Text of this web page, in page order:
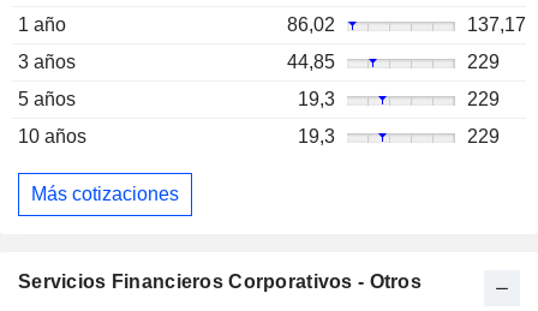
1 año
86,02
137,17
3 años
44,85
229
5 años
19,3
229
10 años
19,3 229
Más cotizaciones
Servicios Financieros Corporativos - Otros